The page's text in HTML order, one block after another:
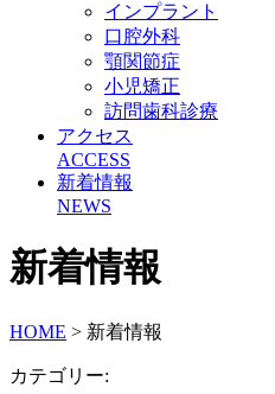
インプラント
口腔外科
顎関節症
小児矯正
訪問歯科診療
アクセス
ACCESS
新着情報
NEWS
新着情報
HOME > 新着情報
カテゴリー: